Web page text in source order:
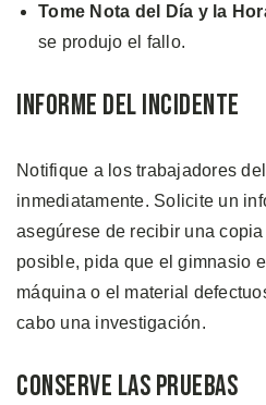
Tome Nota del Día y la
se produjo el fallo.
Informe del Incidente
Notifique a los trabajadores
inmediatamente. Solicite un
asegúrese de recibir una
posible, pida que el gimnasio
máquina o el material
cabo una investigación.
Conserve las Pruebas